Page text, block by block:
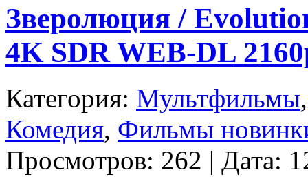
Зверолюция /
4K SDR WEB-DL
Категория: Мультфильмы
Комедия, Фильмы
Просмотров: 262 | Дата: